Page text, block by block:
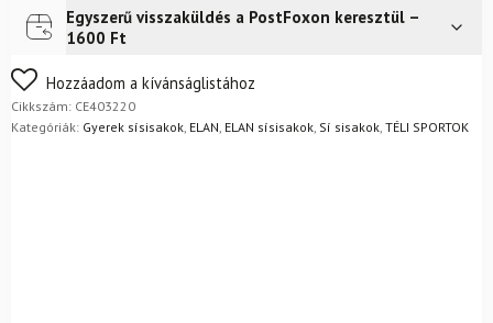
Futár a címre2 400
FoxPost
Egyszerű visszaküldés a PostFoxon keresztül –
1600 Ft
Nem biztos a választásában? Semmi gond – a terméket
egyszerűen visszaküldheti 14 napon belül, indoklás nélkül.
Mik a visszaküldés feltételei?
Hozzáadom a kívánságlistához
Cikkszám: CE403220
Kategóriák: Gyerek sísisakok ELAN ELAN sísisakok Sí sisakok TÉLI SPORTOK